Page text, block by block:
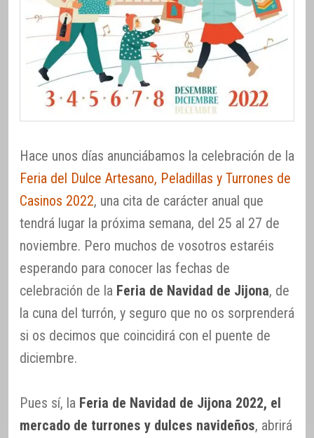
Hace unos días anunciábamos la celebración de la
Feria del Dulce Artesano, Peladillas y Turrones de
Casinos 2022, una cita de carácter anual que
tendrá lugar la próxima semana, del 25 al 27 de
noviembre. Pero muchos de vosotros estaréis
esperando para conocer las fechas de
celebración de la Feria de Navidad de Jijona, de
la cuna del turrón, y seguro que no os sorprenderá
si os decimos que coincidirá con el puente de
diciembre.
Pues sí, la Feria de Navidad de Jijona 2022, el
mercado de turrones y dulces navideños, abrirá